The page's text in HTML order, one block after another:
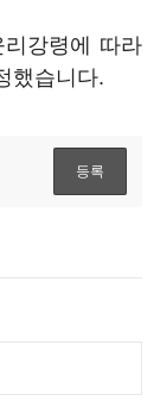
강령에 따라
했습니다.